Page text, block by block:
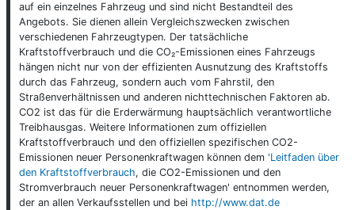
auf ein einzelnes Fahrzeug und sind nicht Bestandteil des
Angebots. Sie dienen allein Vergleichszwecken zwischen
verschiedenen Fahrzeugtypen. Der tatsächliche
Kraftstoffverbrauch und die CO₂-Emissionen eines Fahrzeugs
hängen nicht nur von der effizienten Ausnutzung des Kraftstoffs
durch das Fahrzeug, sondern auch vom Fahrstil, den
Straßenverhältnissen und anderen nichttechnischen Faktoren ab.
CO2 ist das für die Erderwärmung hauptsächlich verantwortliche
Treibhausgas. Weitere Informationen zum offiziellen
Kraftstoffverbrauch und den offiziellen spezifischen CO2-
Emissionen neuer Personenkraftwagen können dem 'Leitfaden über
den Kraftstoffverbrauch, die CO2-Emissionen und den
Stromverbrauch neuer Personenkraftwagen' entnommen werden,
der an allen Verkaufsstellen und bei http://www.dat.de